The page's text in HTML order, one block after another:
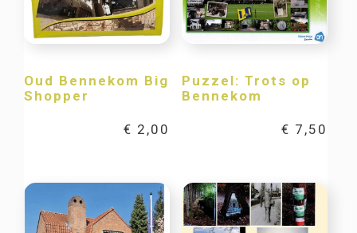
Oud Bennekom Big
Shopper
€ 2,00
Puzzel: Trots op
Bennekom
€ 7,50